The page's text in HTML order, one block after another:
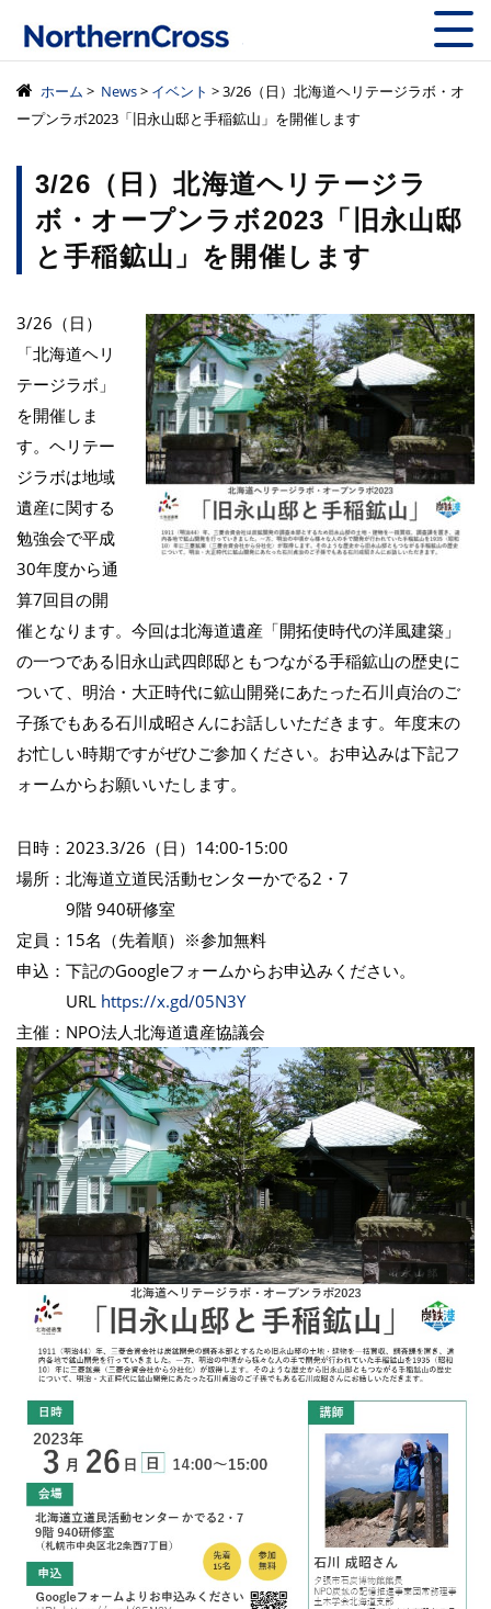
株式会社ノーザン
ホーム > News> イベント > 3/26（日）北海道ヘリテージラボ・オ
ープンラボ2023「旧永山邸と手稲鉱山」を開催します
3/26（日）北海道ヘリテージラ
ボ・オープンラボ2023「旧永山邸
と手稲鉱山」を開催します
3/26（日）
「北海道ヘリ
テージラボ」
を開催しま
す。ヘリテー
ジラボは地域
遺産に関する
勉強会で平成
30年度から通
算7回目の開
催となります。今回は北海道遺産「開拓使時代の洋風建築」
の一つである旧永山武四郎邸ともつながる手稲鉱山の歴史に
ついて、明治・大正時代に鉱山開発にあたった石川貞治のご
子孫でもある石川成昭さんにお話しいただきます。年度末の
お忙しい時期ですがぜひご参加ください。お申込みは下記フ
ォームからお願いいたします。
日時：2023.3/26（日）14:00-15:00
場所：北海道立道民活動センターかでる2・7
9階 940研修室
定員：15名（先着順）※参加無料
申込：下記のGoogleフォームからお申込みください。
URL https://x.gd/05N3Y
主催：NPO法人北海道遺産協議会